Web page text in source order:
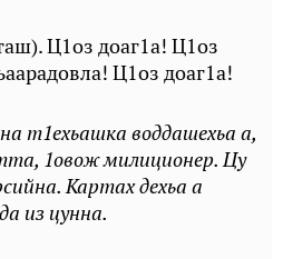
Ц1оз доаг1а! Ц1оз
Ц1оз доаг1а!
т1ехьашка воддашехьа а,
1овож милиционер. Цу
Картах дехьа а
из цунна.